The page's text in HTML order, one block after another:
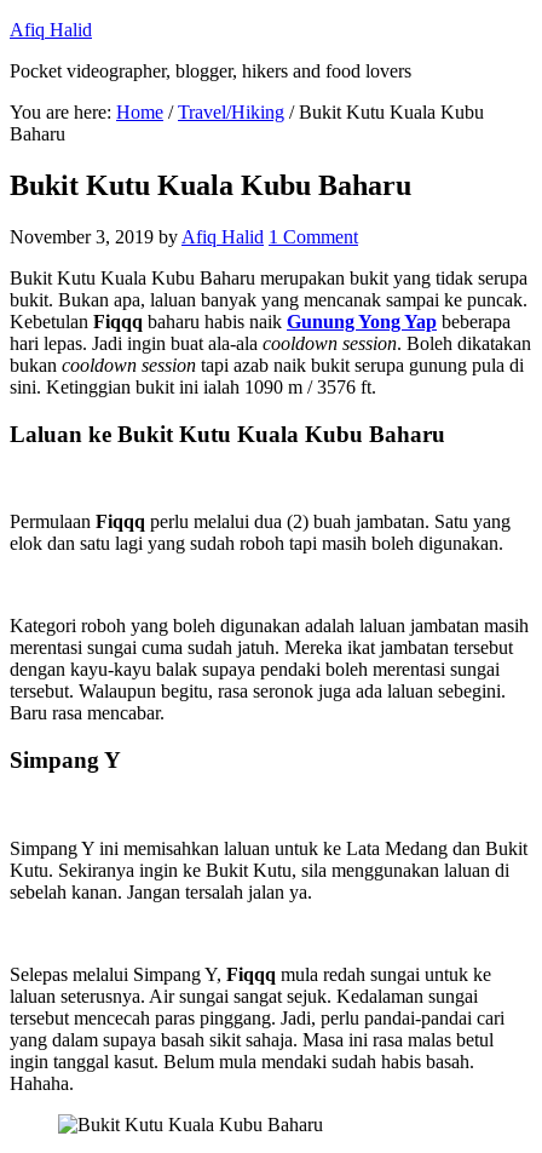
Afiq Halid
Pocket videographer, blogger, hikers and food lovers
You are here: Home / Travel/Hiking /Bukit Kutu Kuala Kubu
Baharu
Bukit Kutu Kuala Kubu Baharu
November 3, 2019 by Afiq Halid 1 Comment
Bukit Kutu Kuala Kubu Baharu merupakan bukit yang tidak serupa
bukit. Bukan apa, laluan banyak yang mencanak sampai ke puncak.
Kebetulan Fiqqq baharu habis naik Gunung Yong Yap beberapa
hari lepas. Jadi ingin buat ala-ala cooldown session. Boleh dikatakan
bukan cooldown session tapi azab naik bukit serupa gunung pula di
sini. Ketinggian bukit ini ialah 1090 m / 3576 ft.
Laluan ke Bukit Kutu Kuala Kubu Baharu
Permulaan Fiqqq perlu melalui dua (2) buah jambatan. Satu yang
elok dan satu lagi yang sudah roboh tapi masih boleh digunakan.
Kategori roboh yang boleh digunakan adalah laluan jambatan masih
merentasi sungai cuma sudah jatuh. Mereka ikat jambatan tersebut
dengan kayu-kayu balak supaya pendaki boleh merentasi sungai
tersebut. Walaupun begitu, rasa seronok juga ada laluan sebegini.
Baru rasa mencabar.
Simpang Y
Simpang Y ini memisahkan laluan untuk ke Lata Medang dan Bukit
Kutu. Sekiranya ingin ke Bukit Kutu, sila menggunakan laluan di
sebelah kanan. Jangan tersalah jalan ya.
Selepas melalui Simpang Y, Fiqqq mula redah sungai untuk ke
laluan seterusnya. Air sungai sangat sejuk. Kedalaman sungai
tersebut mencecah paras pinggang. Jadi, perlu pandai-pandai cari
yang dalam supaya basah sikit sahaja. Masa ini rasa malas betul
ingin tanggal kasut. Belum mula mendaki sudah habis basah.
Hahaha.